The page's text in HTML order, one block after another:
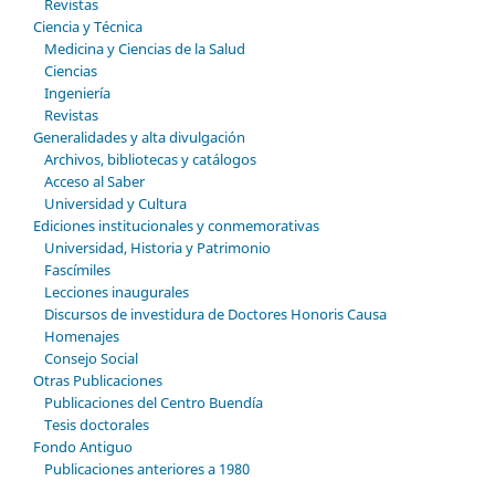
Revistas
Ciencia y Técnica
Medicina y Ciencias de la Salud
Ciencias
Ingeniería
Revistas
Generalidades y alta divulgación
Archivos, bibliotecas y catálogos
Acceso al Saber
Universidad y Cultura
Ediciones institucionales y conmemorativas
Universidad, Historia y Patrimonio
Fascímiles
Lecciones inaugurales
Discursos de investidura de Doctores Honoris Causa
Homenajes
Consejo Social
Otras Publicaciones
Publicaciones del Centro Buendía
Tesis doctorales
Fondo Antiguo
Publicaciones anteriores a 1980